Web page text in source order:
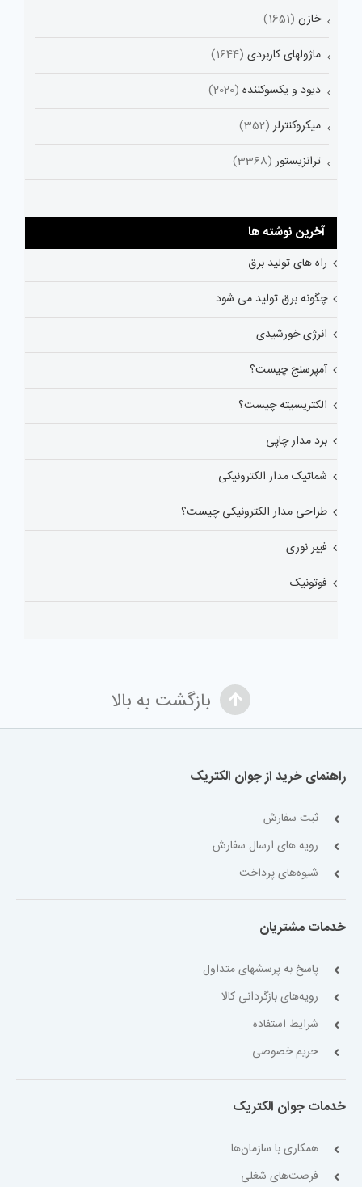
خازن (1651)
ماژولهای کاربردی (1644)
دیود و یکسوکننده (2020)
میکروکنترلر (352)
ترانزیستور (3368)
آخرین نوشته ها
راه های تولید برق
چگونه برق تولید می شود
انرژی خورشیدی
آمپرسنج چیست؟
الکتریسیته چیست؟
برد مدار چاپی
شماتیک مدار الکترونیکی
طراحی مدار الکترونیکی چیست؟
فیبر نوری
فوتونیک
بازگشت به بالا
راهنمای خرید از جوان الکتریک
ثبت سفارش
رویه های ارسال سفارش
شیوه‌های پرداخت
خدمات مشتریان
پاسخ به پرسشهای متداول
رویه‌های بازگردانی کالا
شرایط استفاده
حریم خصوصی
خدمات جوان الکتریک
همکاری با سازمان‌ها
فرصت‌های شغلی